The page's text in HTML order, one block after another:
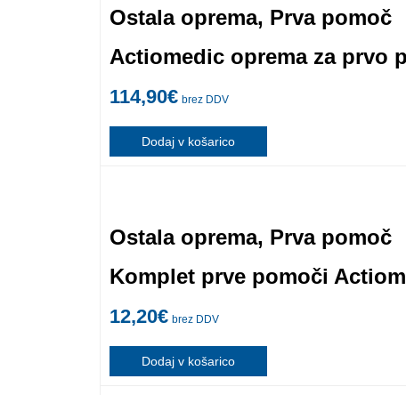
Ostala oprema, Prva pomoč
Actiomedic oprema za prvo
114,90€ brez DDV
Dodaj v košarico
Ostala oprema, Prva pomoč
Komplet prve pomoči
12,20€ brez DDV
Dodaj v košarico